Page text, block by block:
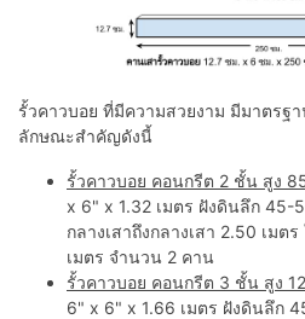
รั้วคาวบอย ที่มีความสวยงาม มีมาตรฐ
ลักษณะสำคัญดังนี้
รั้วคาวบอย คอนกรีต 2 ชั้น สูง
x 6" x 1.32 เมตร ฝังดินลึก 45-
กลางเสาถึงกลางเสา 2.50 เม
เมตร จำนวน 2 คาน
รั้วคาวบอย คอนกรีต 3 ชั้น สูง
6" x 6" x 1.66 เมตร ฝังดินลึก